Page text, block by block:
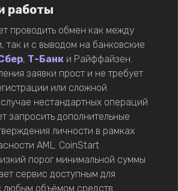
работы
проводить обмен как между
так и с выводом на банковские
, Т-Банк и Райффайзен.
заявки прост и не требует
или сложной
нестандартных операций
запросить дополнительные
личности в рамках
AML. CoinStart
порог минимальной суммы
сервис доступным для
любым объёмом средств.